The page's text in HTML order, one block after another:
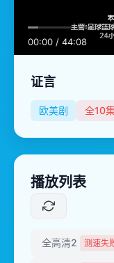
00:00 / 44:08
证言
欧美剧 全10
播放列表
全高清2 测速失